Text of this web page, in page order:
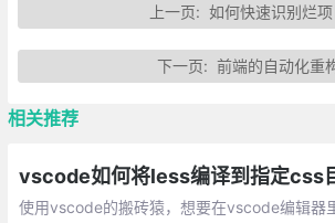
上一页: 如何快速识别烂项
下一页: 前端的自动化重
相关推荐
vscode如何将less编译到指定css
使用vscode的搬砖猿，想要在vscode编辑器